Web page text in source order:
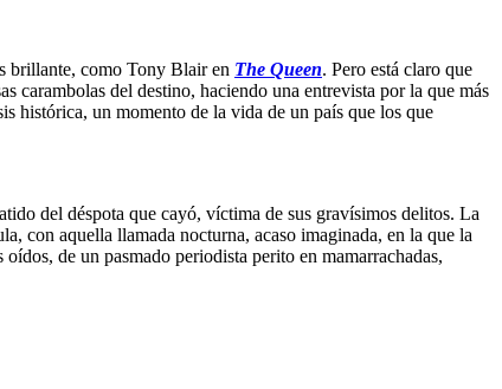
brillante, como Tony Blair en The Queen. Pero está claro que
carambolas del destino, haciendo una entrevista por la que más
histórica, un momento de la vida de un país que los que
del déspota que cayó, víctima de sus gravísimos delitos. La
con aquella llamada nocturna, acaso imaginada, en la que la
de un pasmado periodista perito en mamarrachadas,